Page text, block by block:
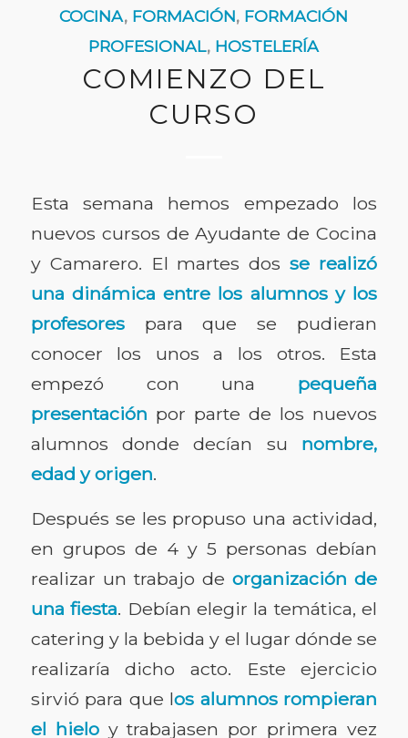
COCINA, FORMACIÓN, FORMACIÓN
PROFESIONAL, HOSTELERÍA
COMIENZO DEL
CURSO
Esta semana hemos empezado los
nuevos cursos de Ayudante de Cocina
y Camarero. El martes dosse realizó
una dinámica entre los alumnos y los
profesorespara que se pudieran
conocer los unos a los otros. Esta
empezó con una pequeña
presentación por parte de los nuevos
alumnos donde decían su nombre,
edad y origen.
Después se les propuso una actividad,
en grupos de 4 y 5 personas debían
realizar un trabajo deorganización de
una fiesta. Debían elegir la temática, el
catering y la bebida y el lugar dónde se
realizaría dicho acto. Este ejercicio
sirvió para que los alumnos rompieran
el hieloy trabajasen por primera vez